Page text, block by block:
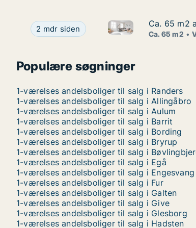
Ca. 65 m2 andelsbolig til salg i 9500
2 mdr siden Ca. 65 m2Ca. 65 m2
Ca. 65 m2
Ca. 65 m2
Populære søgninger
1-værelses andelsboliger til salg i Randers
1-værelses andelsboliger til salg i Allingåbro
1-værelses andelsboliger til salg i Aulum
1-værelses andelsboliger til salg i Barrit
1-værelses andelsboliger til salg i Bording
1-værelses andelsboliger til salg i Bryrup
1-værelses andelsboliger til salg i
1-værelses andelsboliger til salg i Egå
1-værelses andelsboliger til salg i Engesvang
1-værelses andelsboliger til salg i Fur
1-værelses andelsboliger til salg i Galten
1-værelses andelsboliger til salg i Give
1-værelses andelsboliger til salg i Glesborg
1-værelses andelsboliger til salg i Hadsten